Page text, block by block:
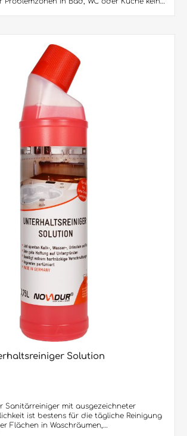
festgesetzt haben• Wirksame,
Entfernung• Unansehnliche Stellen werden
Einfache Anwendung auch an schwer
dank Schräghalsflasche• Sehr hohe
für gründliche und hygienische
milde Rohstoffe und hochwertige
biologisch abbaubar• Zur
Flächen (innen und
Wäschevorbehandlung (manuell oder
geliefert. Einfach Flasche
Verschmutzung ziehen und dabei
Fuge mit Fugenreiniger
Nach einer Wartezeit von ca. 10-15
mit Wasser abspülen - fertig. Eventuell muss
Verschmutzungen leicht mechanisch mit
werden. Der gelöste Schmutz
aber problemlos beseitigen! Anwendbar
Chrom, Duschkabinen- und Ecken,
Waschbecken, Abflüssen, Überläufen und
erreichbaren Stellen. Besonderer
neigen beim Altern dazu, spröde zu
solchen Untergrund hat es
leicht, in die Kapillare
den Silikon zu durchziehen. Eine solche
sehr unansehnlich aus und ist auch mit
nicht mehr zu renovieren. Hier
Austausch der Fuge. Lieferbar sind: 750
im Karton / 600 Flaschen per
Solution
Sanitärreiniger mit ausgezeichneter
ist bestens für die tägliche Reinigung
Flächen in Waschräumen,